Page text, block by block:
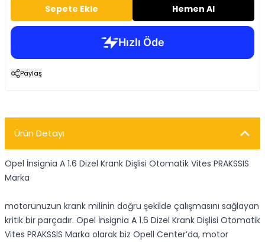
Sepete Ekle Hemen Al
Paylaş
Ürün Detayı
Opel İnsignia A 1.6 Dizel Krank Dişlisi Otomatik Vites PRAKSSIS
Marka
motorunuzun krank milinin doğru şekilde çalışmasını sağlayan
kritik bir parçadır. Opel İnsignia A 1.6 Dizel Krank Dişlisi Otomatik
Vites PRAKSSIS Marka olarak biz Opell Center’da, motor